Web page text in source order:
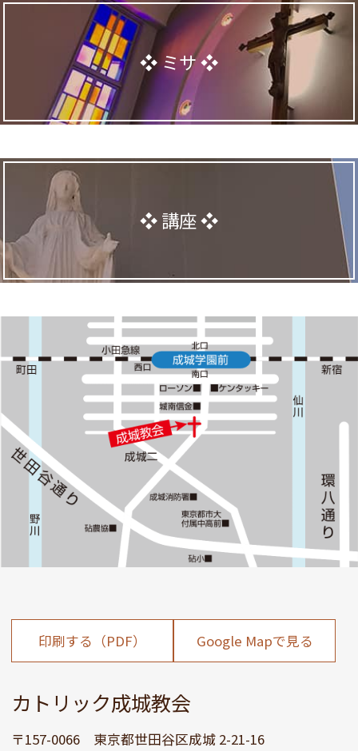
ミサ
講座
カトリック成城教会
〒157-0066 東京都世田谷区成城 2-21-16
印刷する（PDF） Google Mapで見る